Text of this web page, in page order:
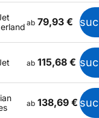
ab 79,93 €
ab 115,68 €
ab 138,69 €